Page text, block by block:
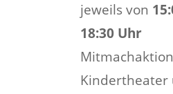
jeweils von
18:30 Uhr
Kindertheater